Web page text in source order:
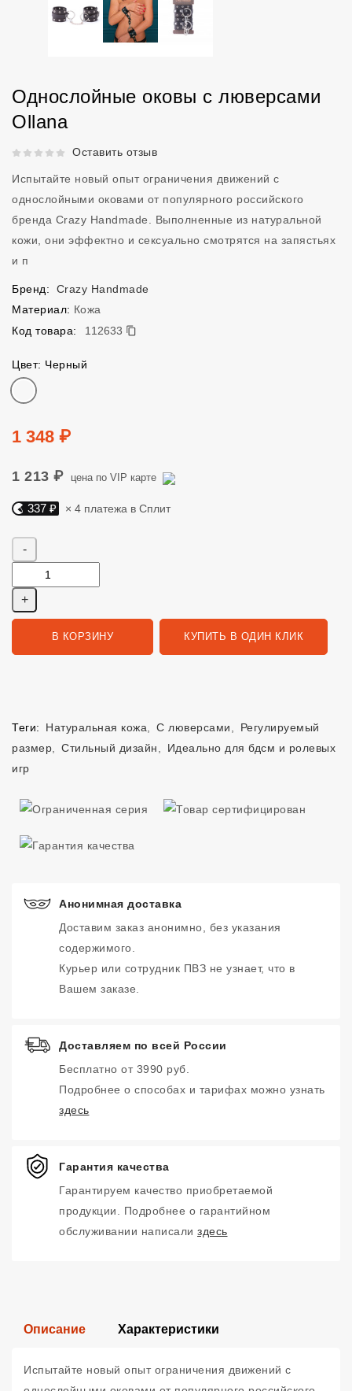
Однослойные оковы с люверсами
Ollana
Рейтинг 5 из 5.Оставить отзыв
Испытайте новый опыт ограничения движений с
однослойными оковами от популярного российского
бренда Crazy Handmade. Выполненные из натуральной
кожи, они эффектно и сексуально смотрятся на запястьях
и п
Бренд:
Crazy Handmade
Материал: Кожа
Код товара:
112633
112633
Цвет: Черный
Цвет
Цена
1 348 ₽
1 213 ₽ цена по VIP карте
Яндекс Сплит. 337 руб, 4 платежа в Сплит
337 ₽ × 4 платежа в Сплит
В КОРЗИНУ КУПИТЬ В ОДИН КЛИК
Теги: Натуральная кожа С люверсами
Регулируемый
размер
Стильный дизайн
Идеально для бдсм и ролевых
игр
Анонимная доставка
Доставим заказ анонимно, без указания
содержимого.
Курьер или сотрудник ПВЗ не узнает, что в
Вашем заказе.
Доставляем по всей России
Бесплатно от 3990 руб.
Подробнее о способах и тарифах можно узнать
здесь
Гарантия качества
Гарантируем качество приобретаемой
продукции. Подробнее о гарантийном
обслуживании написали здесь
Описание Характеристики
Испытайте новый опыт ограничения движений с